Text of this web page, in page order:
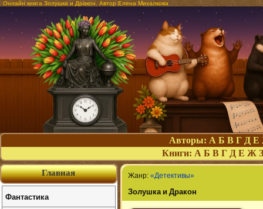
Онлайн книга Золушка и Дракон. Автор Елена Михалкова
Авторы: А Б В Г Д Е
Книги: А Б В Г Д Е Ж З
Жанр: «Детективы»
Золушка и Дракон
Главная
Фантастика